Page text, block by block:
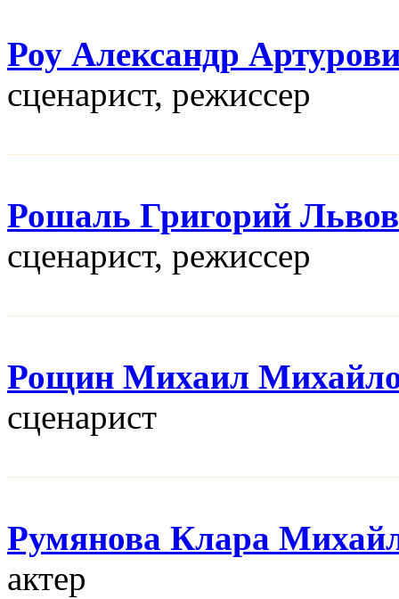
Роу Александр
сценарист, режисcер
Рошаль Григорий
сценарист, режисcер
Рощин Михаил
сценарист
Румянова Клара
актер